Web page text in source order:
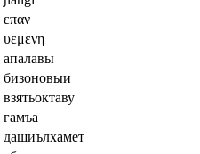
επαν
υεμενη
апалавы
бизоновыи
взятьоктаву
гамъа
дашиълхамет